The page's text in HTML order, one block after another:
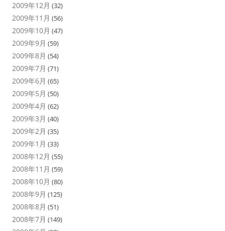
2009年12月 (32)
2009年11月 (56)
2009年10月 (47)
2009年9月 (59)
2009年8月 (54)
2009年7月 (71)
2009年6月 (65)
2009年5月 (50)
2009年4月 (62)
2009年3月 (40)
2009年2月 (35)
2009年1月 (33)
2008年12月 (55)
2008年11月 (59)
2008年10月 (80)
2008年9月 (125)
2008年8月 (51)
2008年7月 (149)